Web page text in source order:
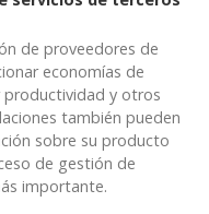
de proveedores de
economías de
productividad y otros
también pueden
sobre su producto
de gestión de
importante.